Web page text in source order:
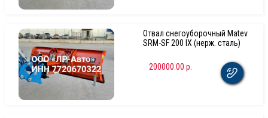
Отвал снегоуборочный Matev
SRM-SF 200 IX (нерж. сталь)
200000.00 р.